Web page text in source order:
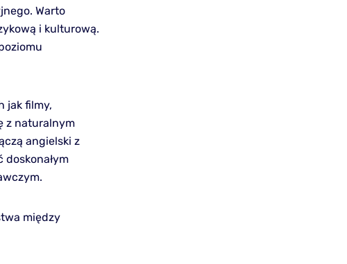
Warto
i kulturową.
jak filmy,
z naturalnym
angielski z
doskonałym
między